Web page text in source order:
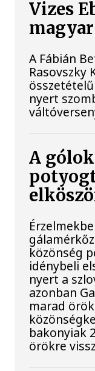
Vizes
A Fábián
Rasovszky
nyert
A
közönség
idénybeli
nyert a
azonban
marad
bakonyiak
örökre